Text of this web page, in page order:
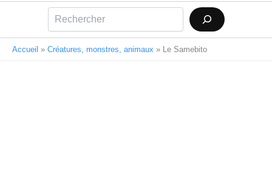
Accueil » Créatures, monstres, animaux » Le Samebito